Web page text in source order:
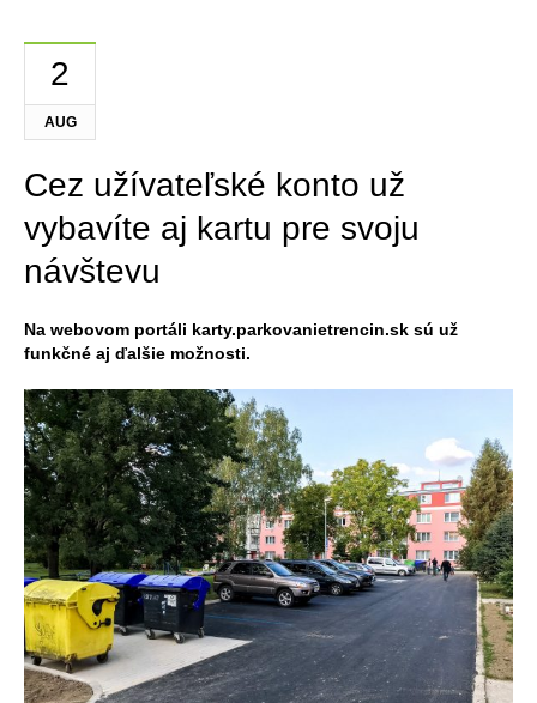
2
AUG
Cez užívateľské konto už
vybavíte aj kartu pre svoju
návštevu
Na webovom portáli karty.parkovanietrencin.sk sú už
funkčné aj ďalšie možnosti.